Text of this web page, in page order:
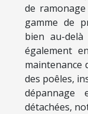
de
gamme de
bien au-delà
également
maintenance
des poêles,
dépannage
détachées,